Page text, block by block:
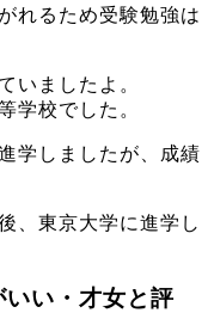
れるため受験勉強は
いましたよ。
学校でした。
学しましたが、成績
、東京大学に進学し
い・才女と評